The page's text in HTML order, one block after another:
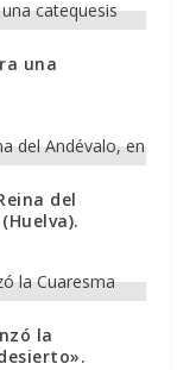
una
del
la